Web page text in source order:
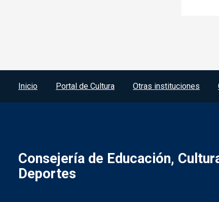
Menú del pie
Inicio Portal de Cultura Otras instituciones
Consejería de Educación,
Deportes